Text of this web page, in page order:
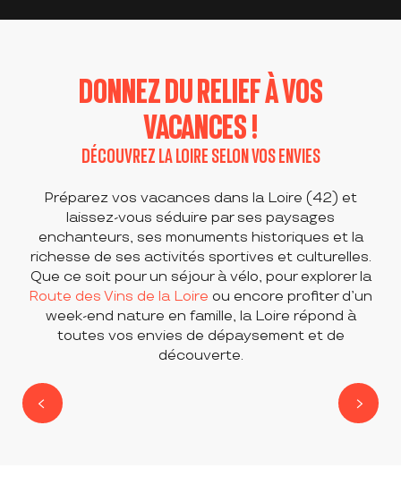
DONNEZ DU RELIEF À VOS
VACANCES !
DÉCOUVREZ LA LOIRE SELON VOS ENVIES
Préparez vos vacances dans la Loire (42) et
laissez-vous séduire par ses paysages
enchanteurs, ses monuments historiques et la
richesse de ses activités sportives et culturelles.
Que ce soit pour un séjour à vélo, pour explorer la
Route des Vins de la Loire ou encore profiter d’un
week-end nature en famille, la Loire répond à
toutes vos envies de dépaysement et de
découverte.
LA LOIRE ENTRE AMIS